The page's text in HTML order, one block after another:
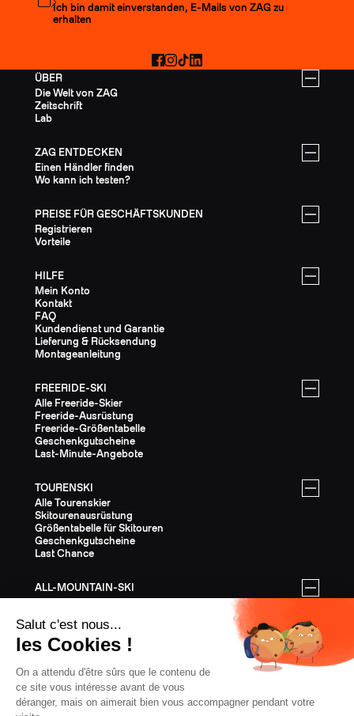
ÜBER
Die Welt von ZAG
Zeitschrift
Lab
ZAG ENTDECKEN
Einen Händler finden
Wo kann ich testen?
PREISE FÜR GESCHÄFTSKUNDEN
Registrieren
Vorteile
HILFE
Mein Konto
Kontakt
FAQ
Kundendienst und Garantie
Lieferung & Rücksendung
Montageanleitung
FREERIDE-SKI
Alle Freeride-Skier
Freeride-Ausrüstung
Freeride-Größentabelle
Geschenkgutscheine
Last-Minute-Angebote
TOURENSKI
Alle Tourenskier
Skitourenausrüstung
Größentabelle für Skitouren
Geschenkgutscheine
Last Chance
ALL-MOUNTAIN-SKI
All-Mountain-Größentabelle
Geschenkgutscheine
Last Chance
AUSSTATTUNG
Die gesamte Ausrüstung
Den Newsletter abonnieren
Ich bin damit einverstanden, E-Mails von ZAG zu
erhalten
Facebook
Instagram
TikTokLinkedIn